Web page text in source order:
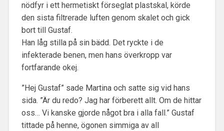
nödfyr i ett hermetiskt förseglat plastskal, körde
den sista filtrerade luften genom skalet och gick
bort till Gustaf.
Han låg stilla på sin bädd. Det ryckte i de
infekterade benen, men hans överkropp var
fortfarande okej.
”Hej Gustaf” sade Martina och satte sig vid hans
sida. ”Är du redo? Jag har förberett allt. Om de hittar
oss… Vi kanske gjorde något bra i alla fall.” Gustaf
tittade på henne, ögonen simmiga av all